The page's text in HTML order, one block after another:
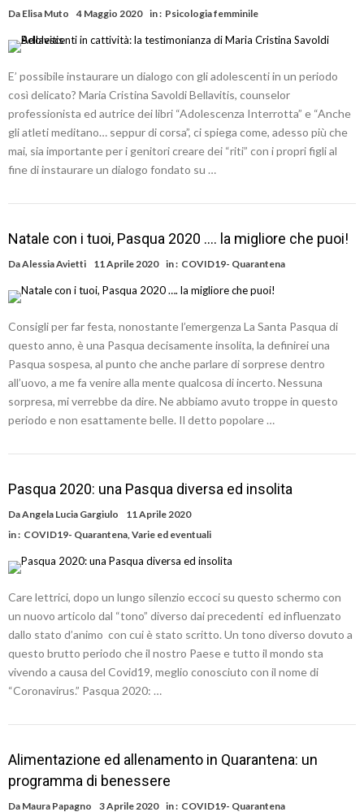
Da Elisa Muto 4 Maggio 2020 in : Psicologia femminile
E’ possibile instaurare un dialogo con gli adolescenti in un periodo
così delicato? Maria Cristina Savoldi Bellavitis, counselor
professionista ed autrice dei libri “Adolescenza Interrotta” e “Anche
gli atleti meditano… seppur di corsa”, ci spiega come, adesso più che
mai, sia importante per i genitori creare dei “riti” con i propri figli al
fine di instaurare un dialogo fondato su …
Natale con i tuoi, Pasqua 2020 …. la migliore che puoi!
DaAlessia Avietti 11 Aprile 2020 in : COVID19- Quarantena
Consigli per far festa, nonostante l’emergenza La Santa Pasqua di
questo anno, è una Pasqua decisamente insolita, la definirei una
Pasqua sospesa, al punto che anche parlare di sorprese dentro
all’uovo, a me fa venire alla mente qualcosa di incerto. Nessuna
sorpresa, mi verrebbe da dire. Ne abbiamo avuto troppe in questo
periodo e non esattamente belle. Il detto popolare …
Pasqua 2020: una Pasqua diversa ed insolita
DaAngela Lucia Gargiulo
11 Aprile 2020
in : COVID19- Quarantena,Varie ed eventuali
Care lettrici, dopo un lungo silenzio eccoci su questo schermo con
un nuovo articolo dal “tono” diverso dai precedenti ed influenzato
dallo stato d’animo con cui è stato scritto. Un tono diverso dovuto a
questo brutto periodo che il nostro Paese e tutto il mondo sta
vivendo a causa del Covid19, meglio conosciuto con il nome di
“Coronavirus.” Pasqua 2020: …
Alimentazione ed allenamento in Quarantena: un
programma di benessere
Da Maura Papagno 3 Aprile 2020 in : COVID19- Quarantena